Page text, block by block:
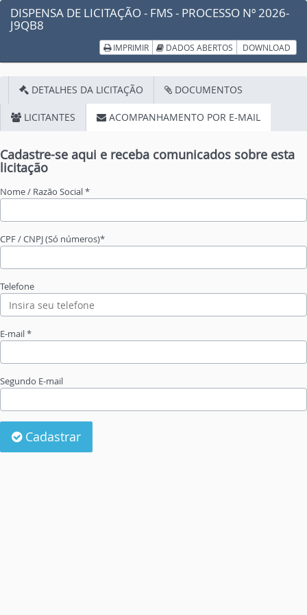
DISPENSA DE LICITAÇÃO - FMS - PROCESSO Nº 2026-
J9QB8
IMPRIMIR DADOS ABERTOS DOWNLOAD
DETALHES DA LICITAÇÃO DOCUMENTOS
LICITANTES ACOMPANHAMENTO POR E-MAIL
Cadastre-se aqui e receba comunicados sobre esta
licitação
Nome / Razão Social *
CPF / CNPJ (Só números)*
Telefone
E-mail *
Segundo E-mail
Cadastrar